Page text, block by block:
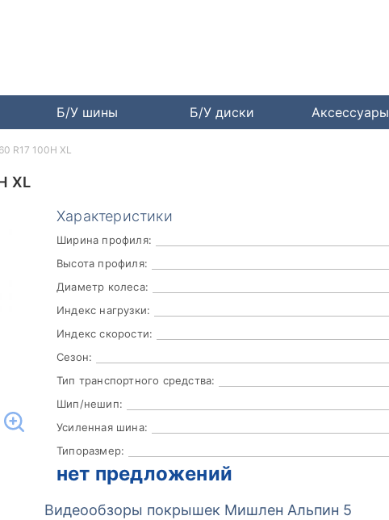
Б/У шины Б/У диски Аксессуары
XL
Характеристики
Ширина профиля:
Высота профиля:
Диаметр колеса:
Индекс нагрузки:
Индекс скорости:
Сезон:
Тип транспортного средства:
Шип/нешип:
Усиленная шина:
Типоразмер:
нет предложений
Видеообзоры покрышек Мишлен Альпин 5
R17 100H XL